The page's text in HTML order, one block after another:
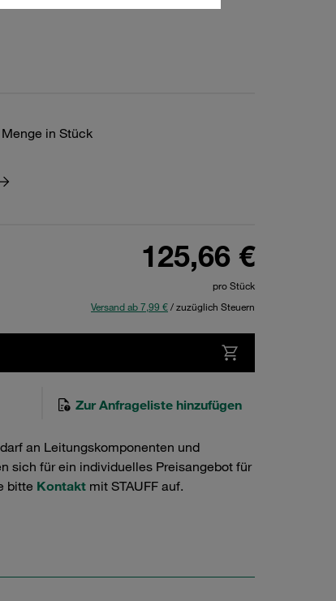
Menge in Stück
125,66 €
pro Stück
Versand ab 7,99 €/ zuzüglich Steuern
Zur Anfrageliste hinzufügen
an Leitungskomponenten und
sich für ein individuelles Preisangebot für
bitte Kontakt mit STAUFF auf.